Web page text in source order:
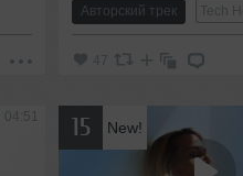
Авторский трек Tech
47
04:51 15 New!